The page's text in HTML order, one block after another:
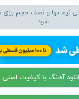
نیم بها و نصف حجم
شود.
آهنگ با کیفیت اصلی